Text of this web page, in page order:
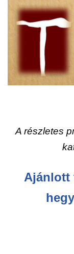
A részletes
Ajánlott